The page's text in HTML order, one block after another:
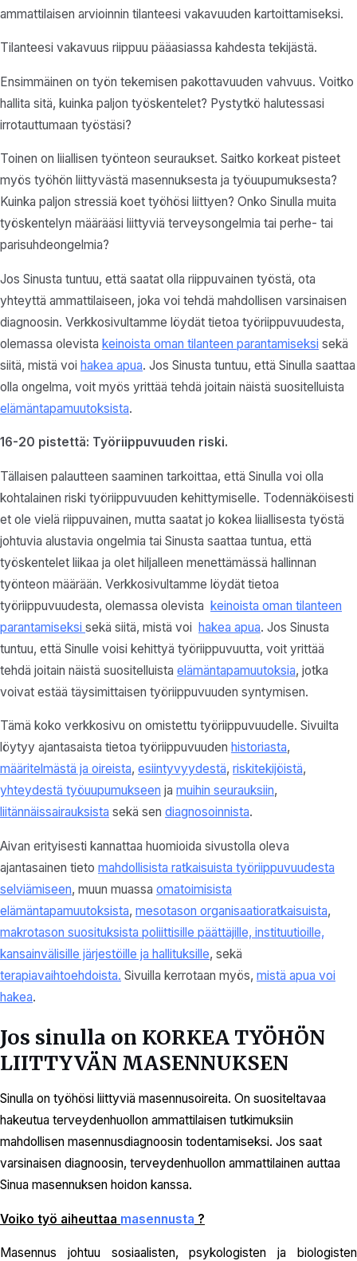
ammattilaisen arvioinnin tilanteesi vakavuuden kartoittamiseksi.
Tilanteesi vakavuus riippuu pääasiassa kahdesta tekijästä.
Ensimmäinen on työn tekemisen pakottavuuden vahvuus. Voitko
hallita sitä, kuinka paljon työskentelet? Pystytkö halutessasi
irrotauttumaan työstäsi?
Toinen on liiallisen työnteon seuraukset. Saitko korkeat pisteet
myös työhön liittyvästä masennuksesta ja työuupumuksesta?
Kuinka paljon stressiä koet työhösi liittyen? Onko Sinulla muita
työskentelyn määrääsi liittyviä terveysongelmia tai perhe- tai
parisuhdeongelmia?
Jos Sinusta tuntuu, että saatat olla riippuvainen työstä, ota
yhteyttä ammattilaiseen, joka voi tehdä mahdollisen varsinaisen
diagnoosin. Verkkosivultamme löydät tietoa työriippuvuudesta,
olemassa olevista keinoista oman tilanteen parantamiseksi sekä
siitä, mistä voi hakea apua. Jos Sinusta tuntuu, että Sinulla saattaa
olla ongelma, voit myös yrittää tehdä joitain näistä suositelluista
elämäntapamuutoksista.
16-20 pistettä: Työriippuvuuden riski.
Tällaisen palautteen saaminen tarkoittaa, että Sinulla voi olla
kohtalainen riski työriippuvuuden kehittymiselle. Todennäköisesti
et ole vielä riippuvainen, mutta saatat jo kokea liiallisesta työstä
johtuvia alustavia ongelmia tai Sinusta saattaa tuntua, että
työskentelet liikaa ja olet hiljalleen menettämässä hallinnan
työnteon määrään. Verkkosivultamme löydät tietoa
työriippuvuudesta, olemassa olevista keinoista oman tilanteen
parantamiseksi sekä siitä, mistä voi hakea apua. Jos Sinusta
tuntuu, että Sinulle voisi kehittyä työriippuvuutta, voit yrittää
tehdä joitain näistä suositelluista elämäntapamuutoksia, jotka
voivat estää täysimittaisen työriippuvuuden syntymisen.
Tämä koko verkkosivu on omistettu työriippuvuudelle. Sivuilta
löytyy ajantasaista tietoa työriippuvuuden historiasta,
määritelmästä ja oireista, esiintyvyydestä, riskitekijöistä,
yhteydestä työuupumukseen ja muihin seurauksiin,
liitännäissairauksista sekä sen diagnosoinnista.
Aivan erityisesti kannattaa huomioida sivustolla oleva
ajantasainen tieto mahdollisista ratkaisuista työriippuvuudesta
selviämiseen, muun muassa omatoimisista
elämäntapamuutoksista, mesotason organisaatioratkaisuista,
makrotason suosituksista poliittisille päättäjille, instituutioille,
kansainvälisille järjestöille ja hallituksille, sekä
terapiavaihtoehdoista. Sivuilla kerrotaan myös, mistä apua voi
hakea.
Jos sinulla on KORKEA TYÖHÖN
LIITTYVÄN MASENNUKSEN
Sinulla on työhösi liittyviä masennusoireita. On suositeltavaa
hakeutua terveydenhuollon ammattilaisen tutkimuksiin
mahdollisen masennusdiagnoosin todentamiseksi. Jos saat
varsinaisen diagnoosin, terveydenhuollon ammattilainen auttaa
Sinua masennuksen hoidon kanssa.
Voiko työ aiheuttaa masennusta ?
Masennus johtuu sosiaalisten, psykologisten ja biologisten